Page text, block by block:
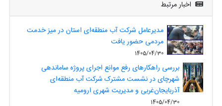
اخبار مرتبط
مدیرعامل شرکت آب منطقه‌ای استان در میز خدمت
مردمی حضور یافت
1405/04/30
بررسی راهکارهای رفع موانع اجرای پروژه ساماندهی
شهرچای در نشست مشترک شرکت آب منطقه‌ای
آذربایجان‌غربی و مدیریت شهری ارومیه
1405/04/30